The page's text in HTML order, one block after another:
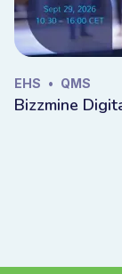
EHS • QMS
Bizzmine